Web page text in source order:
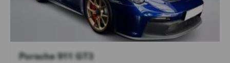
Porsche 911 GT3